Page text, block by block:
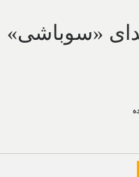
«سوباشی»